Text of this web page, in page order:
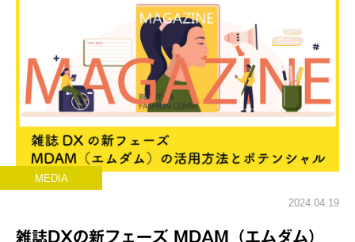
MEDIA
2024.04.19
雑誌DXの新フェーズ MDAM（エムダム）